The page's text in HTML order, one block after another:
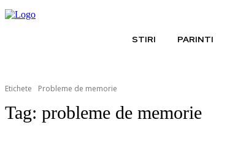
STIRI PARINTI
Etichete Probleme de memorie
Tag: probleme de memorie